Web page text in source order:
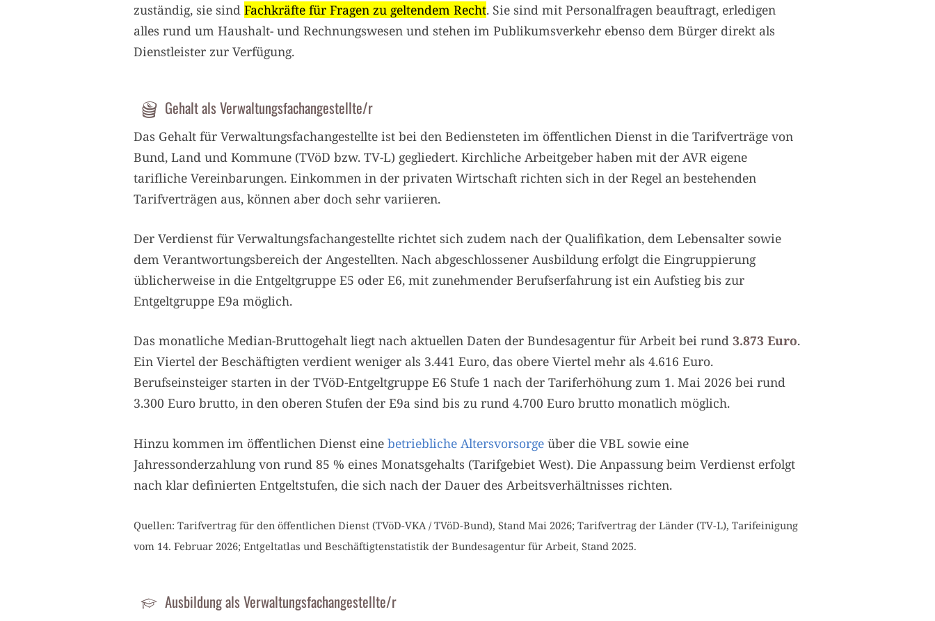
zuständig, sie sind Fachkräfte für Fragen zu geltendem Recht. Sie sind mit Personalfragen beauftragt, erledigen
alles rund um Haushalt- und Rechnungswesen und stehen im Publikumsverkehr ebenso dem Bürger direkt als
Dienstleister zur Verfügung.
Gehalt als Verwaltungsfachangestellte/r
Das Gehalt für Verwaltungsfachangestellte ist bei den Bediensteten im öffentlichen Dienst in die Tarifverträge von
Bund, Land und Kommune (TVöD bzw. TV-L) gegliedert. Kirchliche Arbeitgeber haben mit der AVR eigene
tarifliche Vereinbarungen. Einkommen in der privaten Wirtschaft richten sich in der Regel an bestehenden
Tarifverträgen aus, können aber doch sehr variieren.
Der Verdienst für Verwaltungsfachangestellte richtet sich zudem nach der Qualifikation, dem Lebensalter sowie
dem Verantwortungsbereich der Angestellten. Nach abgeschlossener Ausbildung erfolgt die Eingruppierung
üblicherweise in die Entgeltgruppe E5 oder E6, mit zunehmender Berufserfahrung ist ein Aufstieg bis zur
Entgeltgruppe E9a möglich.
Das monatliche Median-Bruttogehalt liegt nach aktuellen Daten der Bundesagentur für Arbeit bei rund 3.873 Euro.
Ein Viertel der Beschäftigten verdient weniger als 3.441 Euro, das obere Viertel mehr als 4.616 Euro.
Berufseinsteiger starten in der TVöD-Entgeltgruppe E6 Stufe 1 nach der Tariferhöhung zum 1. Mai 2026 bei rund
3.300 Euro brutto, in den oberen Stufen der E9a sind bis zu rund 4.700 Euro brutto monatlich möglich.
Hinzu kommen im öffentlichen Dienst eine betriebliche Altersvorsorge über die VBL sowie eine
Jahressonderzahlung von rund 85 % eines Monatsgehalts (Tarifgebiet West). Die Anpassung beim Verdienst erfolgt
nach klar definierten Entgeltstufen, die sich nach der Dauer des Arbeitsverhältnisses richten.
Quellen: Tarifvertrag für den öffentlichen Dienst (TVöD-VKA / TVöD-Bund), Stand Mai 2026; Tarifvertrag der Länder (TV-L), Tarifeinigung
vom 14. Februar 2026; Entgeltatlas und Beschäftigtenstatistik der Bundesagentur für Arbeit, Stand 2025.
Ausbildung als Verwaltungsfachangestellte/r